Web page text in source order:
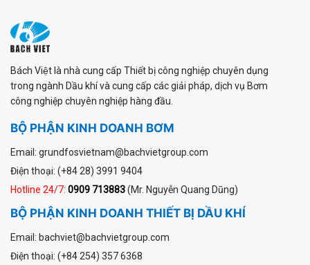
Bách Việt là nhà cung cấp Thiết bị công nghiệp chuyên dụng
trong ngành Dầu khí và cung cấp các giải pháp, dịch vụ Bơm
công nghiệp chuyên nghiệp hàng đầu.
BỘ PHẬN KINH DOANH BƠM
Email: grundfosvietnam@bachvietgroup.com
Điện thoại: (+84 28) 3991 9404
Hotline 24/7: 0909 713883(Mr. Nguyễn Quang Dũng)
BỘ PHẬN KINH DOANH THIẾT BỊ DẦU KHÍ
Email: bachviet@bachvietgroup.com
Điện thoại: (+84 254) 357 6368